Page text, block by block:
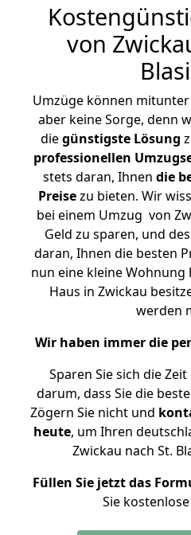
von
Umzüge können
aber keine Sorge, denn
diegünstigste Lösung
professionellen
stets daran, Ihnen die
Preisezu bieten. Wir
bei einem Umzug von
Geld zu sparen, und
daran, Ihnen die besten
nun eine kleine
Haus in Zwickau
werden
Wir haben immer die
Sparen Sie sich die
darum, dass Sie die
Zögern Sie nicht und
heute, um Ihren
Zwickau nach St.
Füllen Sie jetzt das
Sie